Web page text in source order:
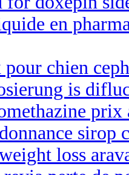
en
pour chien
is
prix
sirop
loss